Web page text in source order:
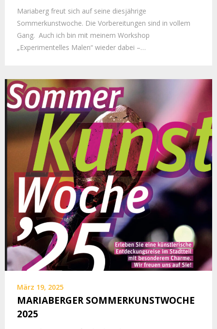
Mariaberg freut sich auf seine diesjährige
Sommerkunstwoche. Die Vorbereitungen sind in vollem
Gang. Auch ich bin mit meinem Workshop
„Experimentelles Malen“ wieder dabei –…
März 19, 2025
MARIABERGER SOMMERKUNSTWOCHE
2025